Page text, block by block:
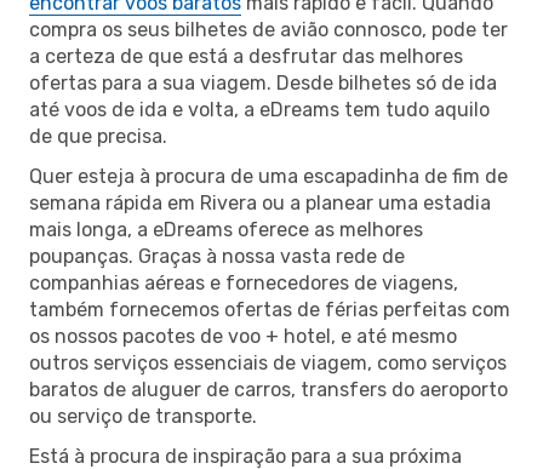
compra os seus bilhetes de avião connosco, pode ter
a certeza de que está a desfrutar das melhores
ofertas para a sua viagem. Desde bilhetes só de ida
até voos de ida e volta, a eDreams tem tudo aquilo
de que precisa.
Quer esteja à procura de uma escapadinha de fim de
semana rápida em Rivera ou a planear uma estadia
mais longa, a eDreams oferece as melhores
poupanças. Graças à nossa vasta rede de
companhias aéreas e fornecedores de viagens,
também fornecemos ofertas de férias perfeitas com
os nossos pacotes de voo + hotel, e até mesmo
outros serviços essenciais de viagem, como serviços
baratos de aluguer de carros, transfers do aeroporto
ou serviço de transporte.
Está à procura de inspiração para a sua próxima